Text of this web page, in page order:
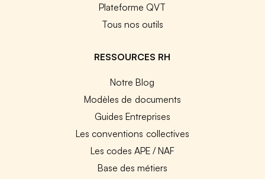
Plateforme QVT
Tous nos outils
RESSOURCES RH
Notre Blog
Modèles de documents
Guides Entreprises
Les conventions collectives
Les codes APE / NAF
Base des métiers